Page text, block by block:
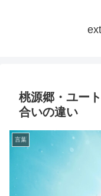
桃源郷・ユー
合いの違い
言葉